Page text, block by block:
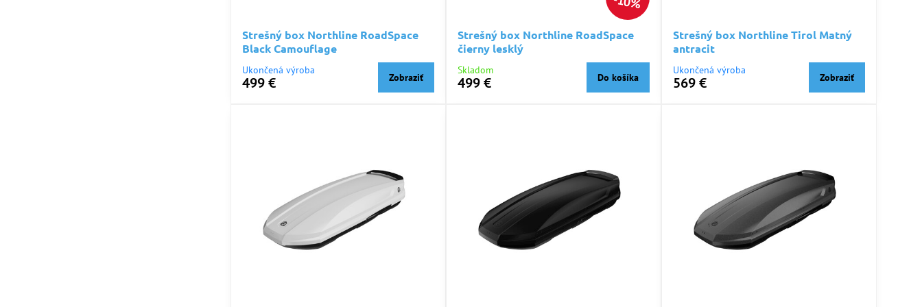
Strešný box Northline RoadSpace
Black Camouflage
Ukončená výroba
499 € Zobraziť
Strešný box Northline RoadSpace
čierny lesklý
Skladom
499 € Do košíka
Strešný box Northline Tirol Matný
antracit
Ukončená výroba
569 € Zobraziť